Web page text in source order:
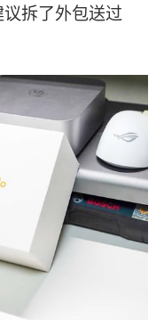
拆了外包送过